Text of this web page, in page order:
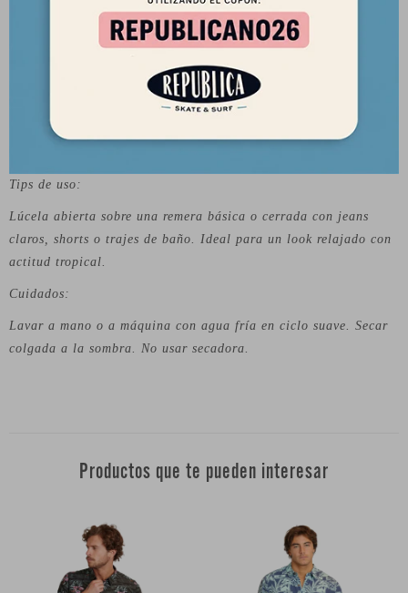
Fit: Relajado
Cuello: Clásico
Cierre: Botones frontales
Estilo: Playero, cómodo y liviano
Tips de uso:
Lúcela abierta sobre una remera básica o cerrada con jeans
claros, shorts o trajes de baño. Ideal para un look relajado con
actitud tropical.
Cuidados:
Lavar a mano o a máquina con agua fría en ciclo suave. Secar
colgada a la sombra. No usar secadora.
Productos que te pueden interesar